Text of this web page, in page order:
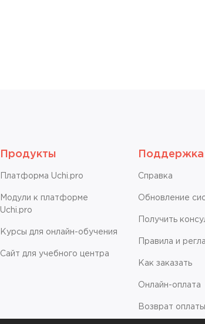
Продукты
Платформа Uchi.pro
Модули к платформе
Uchi.pro
Курсы для онлайн-обучения
Сайт для учебного центра
Поддержка
Справкa
Обновление
Получить
Правила и
Как заказать
Онлайн-оплата
Возврат оплаты